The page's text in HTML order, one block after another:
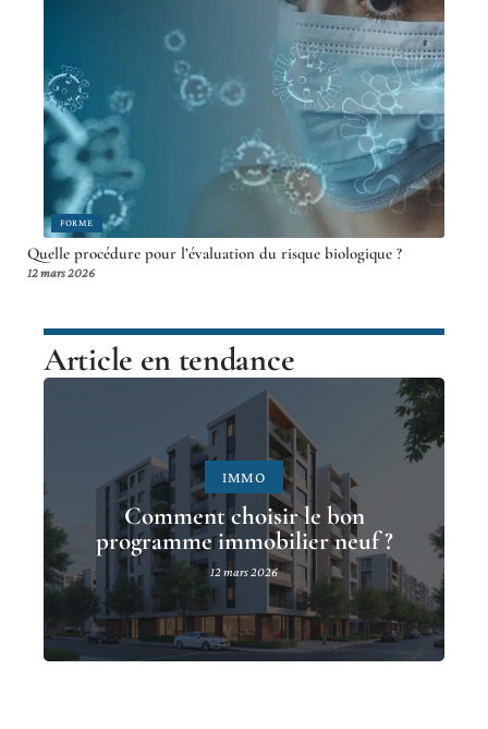
FORME
Quelle procédure pour l’évaluation du risque biologique ?
12 mars 2026
Article en tendance
IMMO
Comment choisir le bon
programme immobilier neuf ?
12 mars 2026